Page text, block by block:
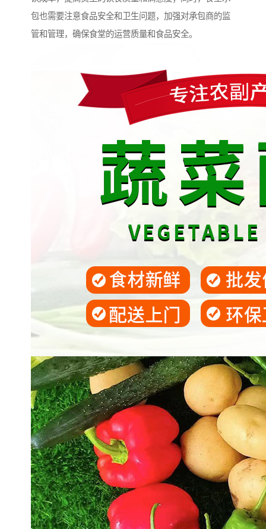
包也需要注意食品安全和卫生问题，加强对承包商的监
管和管理，确保食堂的运营质量和食品安全。